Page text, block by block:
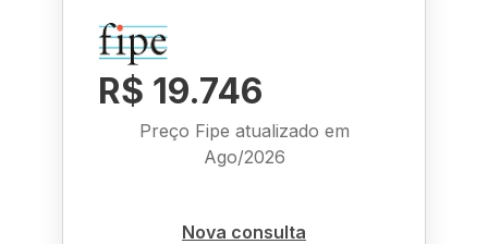
R$ 19.746
Preço Fipe atualizado em
Ago/2026
Nova consulta